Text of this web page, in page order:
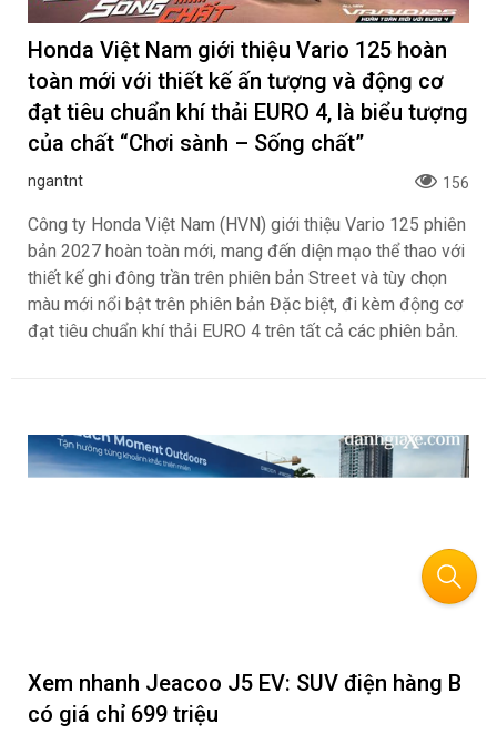
Honda Việt Nam giới thiệu Vario 125 hoàn
toàn mới với thiết kế ấn tượng và động cơ
đạt tiêu chuẩn khí thải EURO 4, là biểu tượng
của chất “Chơi sành – Sống chất”
ngantnt 156
Công ty Honda Việt Nam (HVN) giới thiệu Vario 125 phiên
bản 2027 hoàn toàn mới, mang đến diện mạo thể thao với
thiết kế ghi đông trần trên phiên bản Street và tùy chọn
màu mới nổi bật trên phiên bản Đặc biệt, đi kèm động cơ
đạt tiêu chuẩn khí thải EURO 4 trên tất cả các phiên bản.
Xem nhanh Jeacoo J5 EV: SUV điện hàng B
có giá chỉ 699 triệu